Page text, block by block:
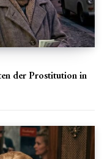
der Prostitution in